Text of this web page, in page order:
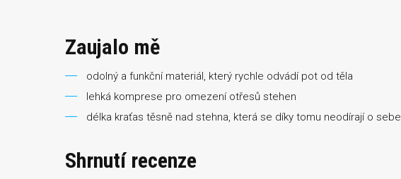
Zaujalo mě
odolný a funkční materiál, který rychle odvádí pot od těla
lehká komprese pro omezení otřesů stehen
délka kraťas těsně nad stehna, která se díky tomu neodírají o sebe
Shrnutí recenze